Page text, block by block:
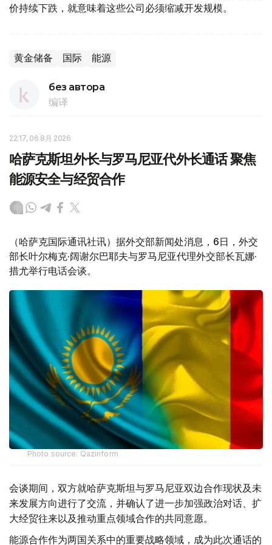
价持续下跌，就意味着这些公司必须缩减开发规模。
黄金储备 国际 能源
без автора
编译
22:17, 06 8月 2026
哈萨克斯坦外长与罗马尼亚代外长通话 聚焦
能源安全与经贸合作
（哈萨克国际通讯社讯）据外交部新闻处消息，6日，外交
部长叶尔梅克·阔谢尔巴耶夫与罗马尼亚代理外交部长瓦娜·
措尤举行电话会谈。
Photo source: Qazinform
会谈期间，双方就哈萨克斯坦与罗马尼亚双边合作现状及未
来发展方向进行了交流，并确认了进一步加强政治对话、扩
大经贸往来以及推动重点领域合作的共同意愿。
能源合作作为两国关系中的重要战略领域，成为此次通话的